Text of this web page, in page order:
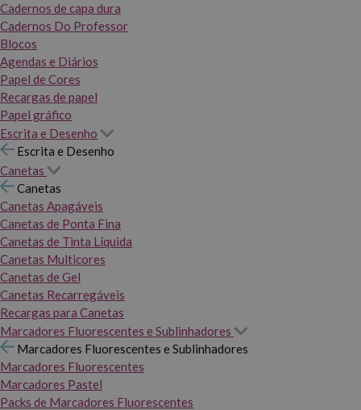
Cadernos de capa dura
Cadernos Do Professor
Blocos
Agendas e Diários
Papel de Cores
Recargas de papel
Papel gráfico
Escrita e Desenho
Escrita e Desenho
Canetas
Canetas
Canetas Apagáveis
Canetas de Ponta Fina
Canetas de Tinta Líquida
Canetas Multicores
Canetas de Gel
Canetas Recarregáveis
Recargas para Canetas
Marcadores Fluorescentes e Sublinhadores
Marcadores Fluorescentes e Sublinhadores
Marcadores Fluorescentes
Marcadores Pastel
Packs de Marcadores Fluorescentes